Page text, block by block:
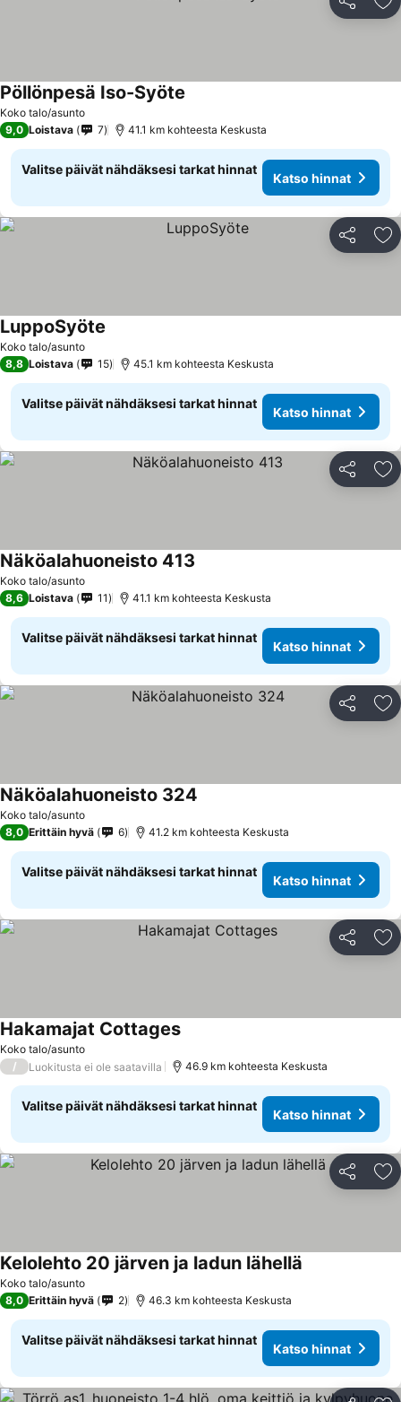
Jaa
Koko talo/asunto
Pöllönpesä Iso-Syöte
9,0 Loistava 7 41.1 km kohteesta Keskusta
Valitse päivät nähdäksesi tarkat hinnat
Katso hinnat
Jaa
Koko talo/asunto
LuppoSyöte
8,8 Loistava 15 45.1 km kohteesta Keskusta
Valitse päivät nähdäksesi tarkat hinnat
Katso hinnat
Jaa
Koko talo/asunto
Näköalahuoneisto 413
8,6 Loistava 11 41.1 km kohteesta Keskusta
Valitse päivät nähdäksesi tarkat hinnat
Katso hinnat
Jaa
Koko talo/asunto
Näköalahuoneisto 324
8,0 Erittäin hyvä 6 41.2 km kohteesta Keskusta
Valitse päivät nähdäksesi tarkat hinnat
Katso hinnat
Jaa
Koko talo/asunto
Hakamajat CottagesKatso hinnat
/ Luokitusta ei ole saatavilla 46.9 km kohteesta Keskusta
Valitse päivät nähdäksesi tarkat hinnat
Katso hinnat
Jaa
Koko talo/asunto
Kelolehto 20 järven ja ladun lähellä
8,0 Erittäin hyvä 2 46.3 km kohteesta Keskusta
Valitse päivät nähdäksesi tarkat hinnat
Katso hinnat